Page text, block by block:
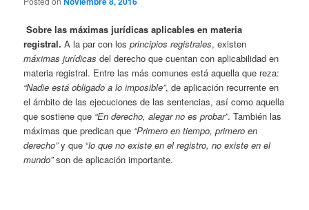
Sobre las máximas jurídicas aplicables en materia
registral. A la par con losprincipios registrales, existen
máximas jurídicas del derecho que cuentan con aplicabilidad en
materia registral. Entre las más comunes está aquella que reza:
“Nadie está obligado a lo imposible”, de aplicación recurrente en
el ámbito de las ejecuciones de las sentencias, así como aquella
que sostiene que “En derecho, alegar no es probar”. También las
máximas que predican que “Primero en tiempo, primero en
derecho”y que “lo que no existe en el registro, no existe en el
mundo”son de aplicación importante.